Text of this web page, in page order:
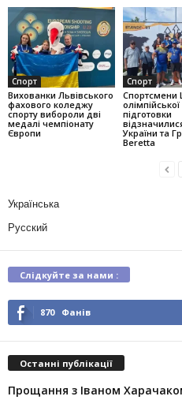
Спорт
Вихованки Львівського
фахового коледжу
спорту вибороли дві
медалі чемпіонату
Європи
Спорт
Спортсмени
олімпійської
підготовки
України та
Beretta
Українська
Русский
Слідкуйте за нами :
870 Фанів
Останні публікації
Прощання з Іваном